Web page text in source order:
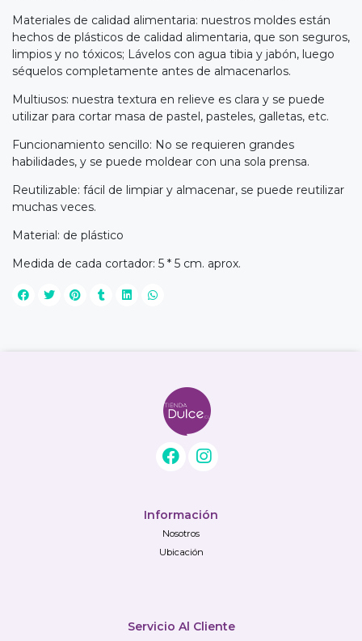
Materiales de calidad alimentaria: nuestros moldes están
hechos de plásticos de calidad alimentaria, que son seguros,
limpios y no tóxicos; Lávelos con agua tibia y jabón, luego
séquelos completamente antes de almacenarlos.
Multiusos: nuestra textura en relieve es clara y se puede
utilizar para cortar masa de pastel, pasteles, galletas, etc.
Funcionamiento sencillo: No se requieren grandes
habilidades, y se puede moldear con una sola prensa.
Reutilizable: fácil de limpiar y almacenar, se puede reutilizar
muchas veces.
Material: de plástico
Medida de cada cortador: 5 * 5 cm. aprox.
Información
Nosotros
Ubicación
Servicio Al Cliente